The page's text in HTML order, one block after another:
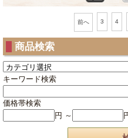
前へ 3 4
商品検索
キーワード検索
価格帯検索
円 ～